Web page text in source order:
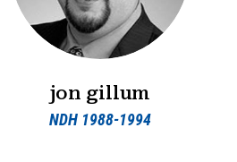
jon gillum
NDH 1988-1994